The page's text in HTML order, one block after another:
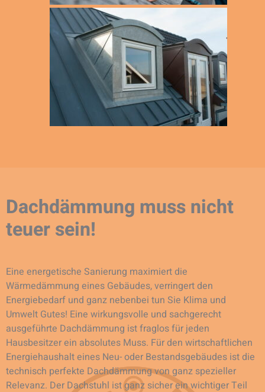
Dachdämmung muss nicht
teuer sein!
Eine energetische Sanierung maximiert die
Wärmedämmung eines Gebäudes, verringert den
Energiebedarf und ganz nebenbei tun Sie Klima und
Umwelt Gutes! Eine wirkungsvolle und sachgerecht
ausgeführte Dachdämmung ist fraglos für jeden
Hausbesitzer ein absolutes Muss. Für den wirtschaftlichen
Energiehaushalt eines Neu- oder Bestandsgebäudes ist die
technisch perfekte Dachdämmung von ganz spezieller
Relevanz. Der Dachstuhl ist ganz sicher ein wichtiger Teil